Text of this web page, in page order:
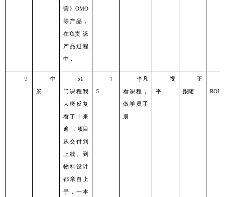
营》 OMO
等产品，
在负责 该
产品过程
中，
9
中
景
51
⻔课程我
⼤概反复
看了⼗来
遍
，项⽬
从交付到
上线、到
物料设计
都亲⾃上
⼿，⼀本
1
5
李凡
看课程，
做学员⼿
册
视
平
正
跟随
ROLL